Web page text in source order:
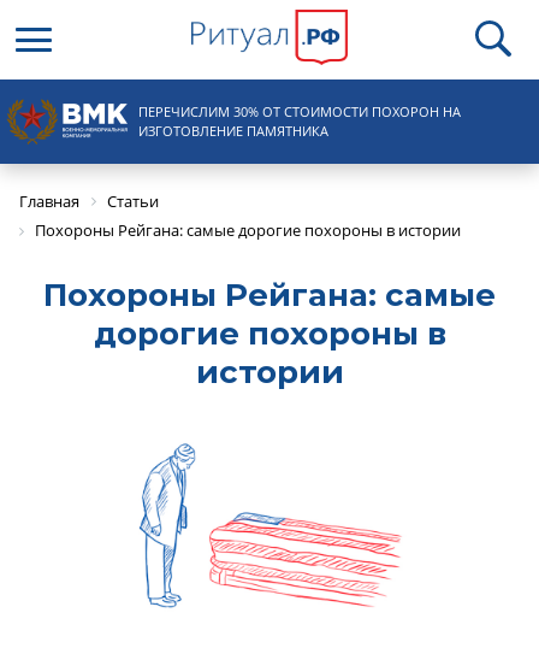
Круглосуточная справочная
8 (495) 100-31-15
ПЕРЕЧИСЛИМ 30% ОТ СТОИМОСТИ ПОХОРОН НА
ИЗГОТОВЛЕНИЕ ПАМЯТНИКА
Главная
Статьи
Похороны Рейгана: самые дорогие похороны в истории
Похороны Рейгана: самые
дорогие похороны в
истории